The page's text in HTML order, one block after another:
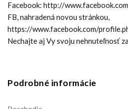
Facebook: http://
FB, nahradená novou stránkou,
https://www.facebook.com/
Nechajte aj Vy svoju nehnuteľnosť
Podrobné informácie